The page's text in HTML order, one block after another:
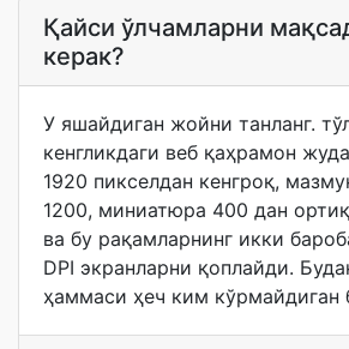
Қайси ўлчамларни
керак?
У яшайдиган жойни танланг.
кенгликдаги веб қаҳрамон
1920 пикселдан кенгроқ,
1200, миниатюра 400 дан
ва бу рақамларнинг икки
DPI экранларни қоплайди.
ҳаммаси ҳеч ким кўрмайдиган